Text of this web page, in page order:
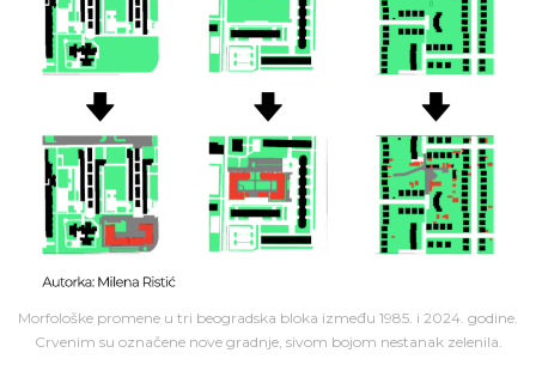
Morfološke promene u tri beogradska bloka između 1985. i 2024. godine.
Crvenim su označene nove gradnje, sivom bojom nestanak zelenila.